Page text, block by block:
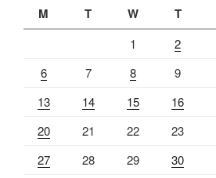
M T W T
1 2
6
7 8 9
13
14 15 16
20
21 22 23
27
28 29 30